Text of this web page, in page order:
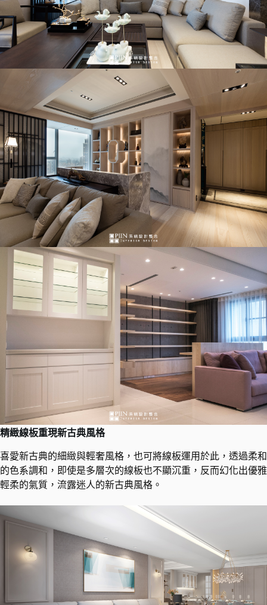
精緻線板重現新古典風格
喜愛新古典的細緻與輕奢風格，也可將線板運用於此，透過柔和
的色系調和，即使是多層次的線板也不顯沉重，反而幻化出優雅
輕柔的氣質，流露迷人的新古典風格。